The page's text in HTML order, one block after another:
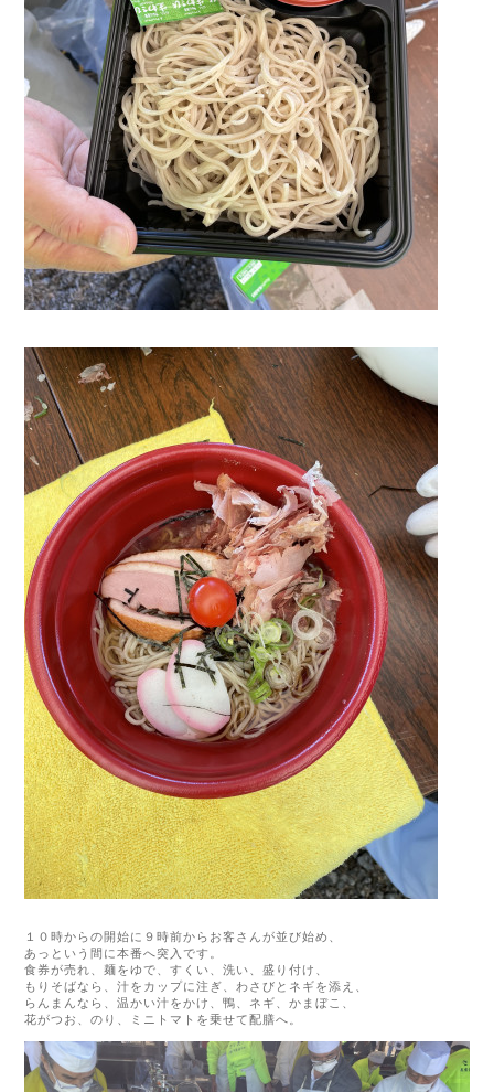
１０時からの開始に９時前からお客さんが並び始め、
あっという間に本番へ突入です。
食券が売れ、麺をゆで、すくい、洗い、盛り付け、
もりそばなら、汁をカップに注ぎ、わさびとネギを添え、
らんまんなら、温かい汁をかけ、鴨、ネギ、かまぼこ、
花がつお、のり、ミニトマトを乗せて配膳へ。